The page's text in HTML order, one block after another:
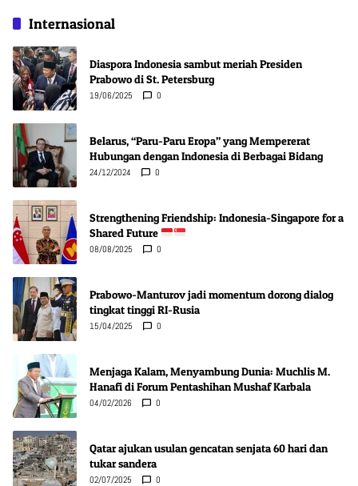
Internasional
Diaspora Indonesia sambut meriah Presiden
Prabowo di St. Petersburg
19/06/2025 0
Belarus, “Paru-Paru Eropa” yang Mempererat
Hubungan dengan Indonesia di Berbagai Bidang
24/12/2024 0
Strengthening Friendship: Indonesia-Singapore for a
Shared Future
08/08/2025 0
Prabowo-Manturov jadi momentum dorong dialog
tingkat tinggi RI-Rusia
15/04/2025 0
Menjaga Kalam, Menyambung Dunia: Muchlis M.
Hanafi di Forum Pentashihan Mushaf Karbala
04/02/2026 0
Qatar ajukan usulan gencatan senjata 60 hari dan
tukar sandera
02/07/2025 0